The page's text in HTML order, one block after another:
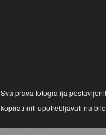
Sva prava fotografija
kopirati niti upotrebljavati na